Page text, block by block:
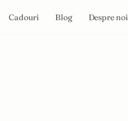
Cadouri Blog Despre noi